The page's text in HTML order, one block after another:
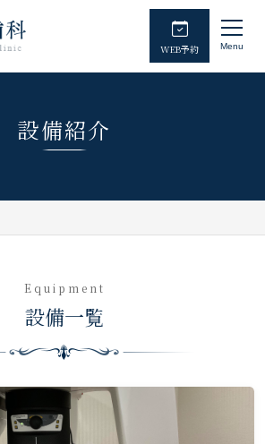
WEB予約 Menu
設備紹介
Equipment
設備一覧